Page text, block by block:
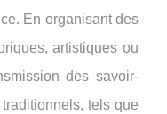
En organisant des
artistiques ou
des savoir-
tels que